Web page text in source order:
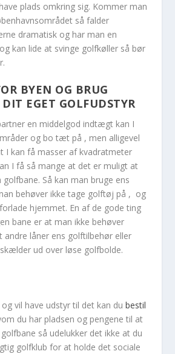
plads omkring sig. Kommer man
så falder
dramatisk og har man en
kan lide at svinge golfkøller så bør
BYEN OG BRUG
EGET GOLFUDSTYR
en middelgod indtægt kan I
og bo tæt på , men alligevel
I kan få masser af kvadratmeter
I få så mange at det er muligt at
Så kan man bruge ens
behøver ikke tage golftøj på , og
hjemmet. En af de gode ting
bane er at man ikke behøver
andre låner ens golftilbehør eller
ud over løse golfbolde.
og vil have udstyr til det kan dubestil
du har pladsen og pengene til at
så udelukker det ikke at du
golfklub for at holde det sociale